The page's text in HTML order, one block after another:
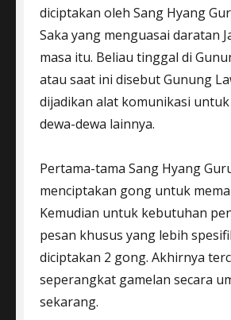
diciptakan oleh Sang Hyang
Saka yang menguasai daratan
masa itu. Beliau tinggal di
atau saat ini disebut Gunung
dijadikan alat komunikasi
dewa-dewa lainnya.
Pertama-tama Sang Hyang
menciptakan gong untuk
Kemudian untuk kebutuhan
pesan khusus yang lebih
diciptakan 2 gong. Akhirnya
seperangkat gamelan secara
sekarang.